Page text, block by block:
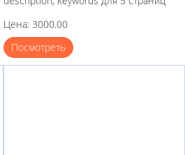
Цена: 3000.00
Посмотреть